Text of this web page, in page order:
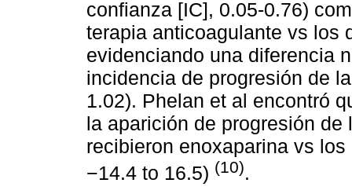
confianza [IC], 0.05-0.76)
terapia anticoagulante vs los
evidenciando una diferencia
incidencia de progresión de
1.02). Phelan et al encontró
la aparición de progresión
recibieron enoxaparina vs
−14.4 to 16.5) (10).